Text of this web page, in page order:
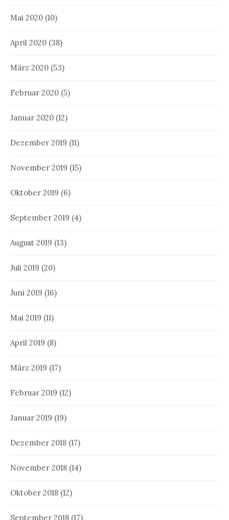
Mai 2020 (10)
April 2020 (38)
März 2020 (53)
Februar 2020 (5)
Januar 2020 (12)
Dezember 2019 (11)
November 2019 (15)
Oktober 2019 (6)
September 2019 (4)
August 2019 (13)
Juli 2019 (20)
Juni 2019 (16)
Mai 2019 (11)
April 2019 (8)
März 2019 (17)
Februar 2019 (12)
Januar 2019 (19)
Dezember 2018 (17)
November 2018 (14)
Oktober 2018 (12)
September 2018 (17)